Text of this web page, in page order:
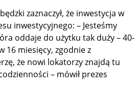
zaznaczył, że inwestycja w
inwestycyjnego: – Jesteśmy
oddaje do użytku tak duży – 40-
16 miesięcy, zgodnie z
że nowi lokatorzy znajdą tu
– mówił prezes